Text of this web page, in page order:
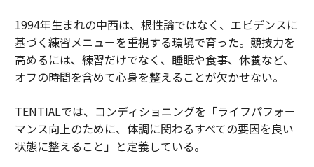
1994年生まれの中西は、根性論ではなく、エビデンスに
基づく練習メニューを重視する環境で育った。競技力を
高めるには、練習だけでなく、睡眠や食事、休養など、
オフの時間を含めて心身を整えることが欠かせない。
TENTIALでは、コンディショニングを「ライフパフォー
マンス向上のために、体調に関わるすべての要因を良い
状態に整えること」と定義している。